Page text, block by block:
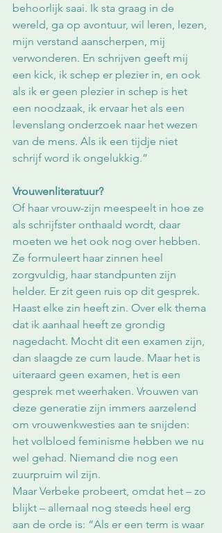
behoorlijk saai. Ik sta graag in de
wereld, ga op avontuur, wil leren, lezen,
mijn verstand aanscherpen, mij
verwonderen. En schrijven geeft mij
een kick, ik schep er plezier in, en ook
als ik er geen plezier in schep is het
een noodzaak, ik ervaar het als een
levenslang onderzoek naar het wezen
van de mens. Als ik een tijdje niet
schrijf word ik ongelukkig.”
Vrouwenliteratuur?
Of haar vrouw-zijn meespeelt in hoe ze
als schrijfster onthaald wordt, daar
moeten we het ook nog over hebben.
Ze formuleert haar zinnen heel
zorgvuldig, haar standpunten zijn
helder. Er zit geen ruis op dit gesprek.
Haast elke zin heeft zin. Over elk thema
dat ik aanhaal heeft ze grondig
nagedacht. Mocht dit een examen zijn,
dan slaagde ze cum laude. Maar het is
uiteraard geen examen, het is een
gesprek met weerhaken. Vrouwen van
deze generatie zijn immers aarzelend
om vrouwenkwesties aan te snijden:
het volbloed feminisme hebben we nu
wel gehad. Niemand die nog een
zuurpruim wil zijn.
Maar Verbeke probeert, omdat het – zo
blijkt – allemaal nog steeds heel erg
aan de orde is: “Als er een term is waar